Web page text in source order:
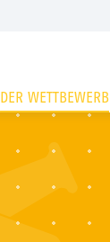
DER WETTBEWERB